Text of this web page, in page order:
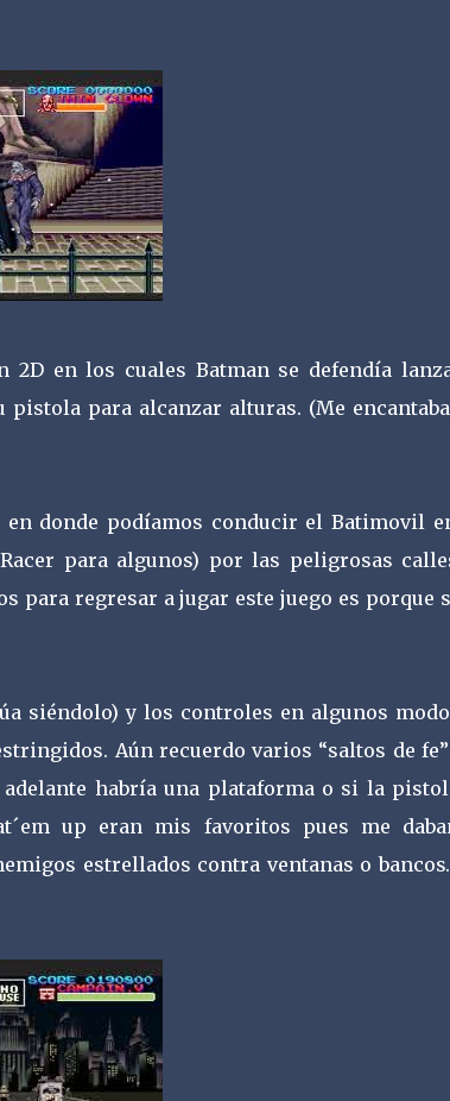
en los cuales Batman se defendía
para alcanzar alturas. (Me
donde podíamos conducir el Batimovil
para algunos) por las peligrosas
para regresar a jugar este juego es porque
siéndolo) y los controles en algunos
Aún recuerdo varios “saltos de
habría una plataforma o si la
up eran mis favoritos pues me
estrellados contra ventanas o